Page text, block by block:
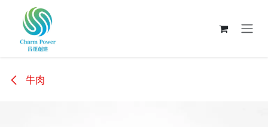
跳至內容
牛肉